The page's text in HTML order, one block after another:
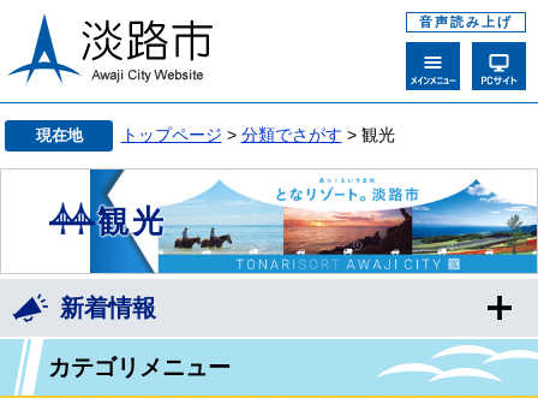
音声読み上げ
現在地 トップページ > 分類でさがす > 観光
観光
新着情報
カテゴリメニュー